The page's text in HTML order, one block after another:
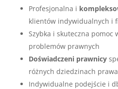
Profesjonalna i
klientów indywidualnych i
Szybka i skuteczna pomoc
problemów prawnych
Doświadczeni prawnicy
różnych dziedzinach prawa
Indywidualne podejście i